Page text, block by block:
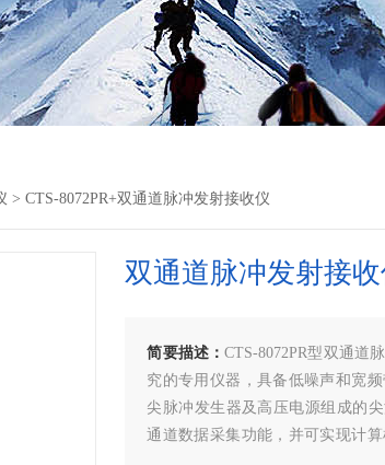
> CTS-8072PR+双通道脉冲发射接收仪
双通道脉冲发射接收
简要描述：CTS-8072PR型双通道
究的专用仪器，具备低噪声和宽
尖脉冲发生器及高压电源组成的
通道数据采集功能，并可实现计